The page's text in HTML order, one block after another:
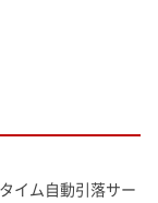
イム自動引落サー